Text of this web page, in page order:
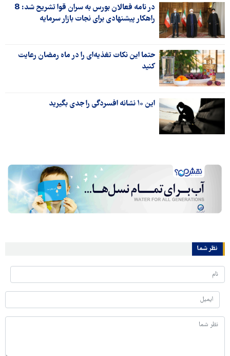
در نامه فعالان بورس به سران قوا تشریح شد: 8
راهکار پیشنهادی برای نجات بازار سرمایه
حتما این نکات تغذیه‌ای را در ماه رمضان رعایت
کنید
این ۱۰ نشانه افسردگی را جدی بگیرید
نظر شما